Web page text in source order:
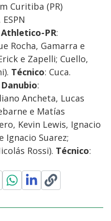
Curitiba (PR)
PR:
Rocha, Gamarra e
e Zapelli; Cuello,
Técnico: Cuca.
:
Ancheta, Lucas
e Matías
Kevin Lewis, Ignacio
Ignacio Suarez;
Rossi). Técnico: